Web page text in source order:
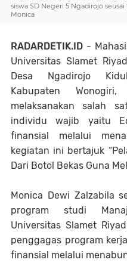
siswa SD Negeri 5 Ngadirojo
Monica
RADARDETIK.ID -
Universitas Slamet
Desa Ngadirojo
Kabupaten
melaksanakan salah
individu wajib yaitu
finansial melalui
kegiatan ini bertajuk
Dari Botol Bekas Guna
Monica Dewi Zalzabila
program studi
Universitas Slamet
penggagas program
finansial melalui